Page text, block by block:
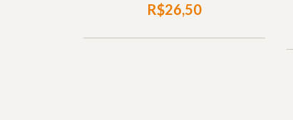
R$26,50